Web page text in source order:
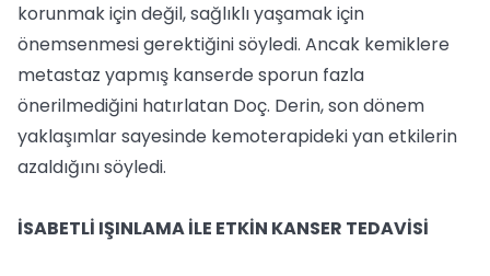
korunmak için değil, sağlıklı yaşamak için
önemsenmesi gerektiğini söyledi. Ancak kemiklere
metastaz yapmış kanserde sporun fazla
önerilmediğini hatırlatan Doç. Derin, son dönem
yaklaşımlar sayesinde kemoterapideki yan etkilerin
azaldığını söyledi.
İSABETLİ IŞINLAMA İLE ETKİN KANSER TEDAVİSİ